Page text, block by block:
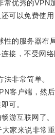
优秀的VPN
可以免费使
的服务器布
接，不受网
非常简单。
客户端，然后
可。
游互联网了。
家来说非常重